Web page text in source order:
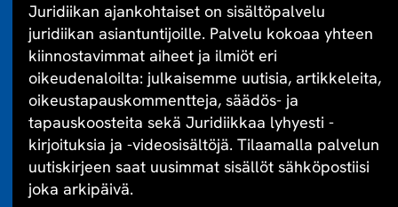
Juridiikan ajankohtaiset on sisältöpalvelu
juridiikan asiantuntijoille. Palvelu kokoaa yhteen
kiinnostavimmat aiheet ja ilmiöt eri
oikeudenaloilta: julkaisemme uutisia, artikkeleita,
oikeustapauskommentteja, säädös- ja
tapauskoosteita sekä Juridiikkaa lyhyesti -
kirjoituksia ja -videosisältöjä. Tilaamalla palvelun
uutiskirjeen saat uusimmat sisällöt sähköpostiisi
joka arkipäivä.